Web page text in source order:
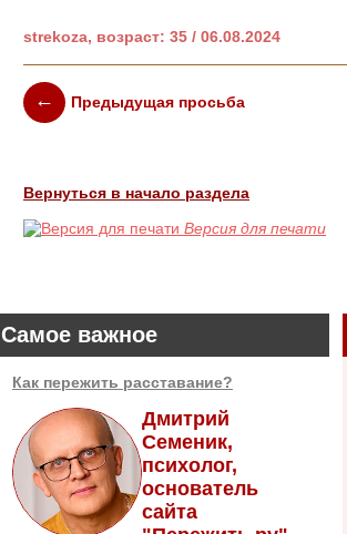
strekoza, возраст: 35 / 06.08.2024
Предыдущая просьба
Вернуться в начало раздела
Версия для печати
Самое важное
Как пережить расставание?
Дмитрий
Семеник,
психолог,
основатель
сайта